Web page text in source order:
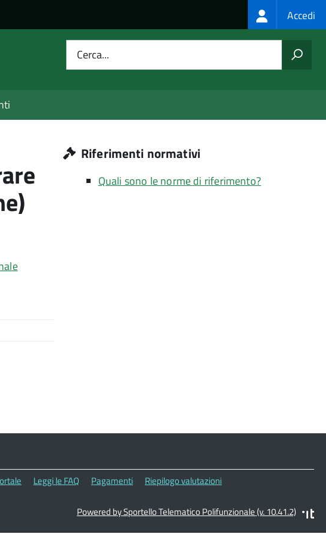
Login
menu
Accedi
Cerca...
Riferimenti normativi
Quali sono le norme di riferimento?
Leggi le FAQ Pagamenti
Riepilogo valutazioni
Powered by Sportello Telematico Polifunzionale (v. 10.41.2)